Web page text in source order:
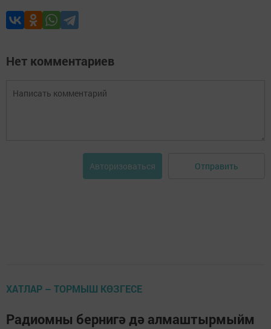
Нет комментариев
Авторизоваться Отправить
ХАТЛАР – ТОРМЫШ КӨЗГЕСЕ
Радиомны бернигә дә алмаштырмыйм